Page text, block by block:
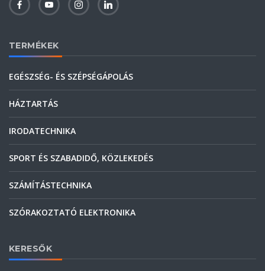
TERMÉKEK
EGÉSZSÉG- ÉS SZÉPSÉGÁPOLÁS
HÁZTARTÁS
IRODATECHNIKA
SPORT ÉS SZABADIDŐ, KÖZLEKEDÉS
SZÁMÍTÁSTECHNIKA
SZÓRAKOZTATÓ ELEKTRONIKA
KERESŐK